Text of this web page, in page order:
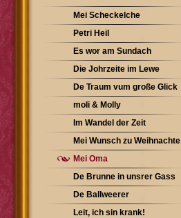
Mei Scheckelche
Petri Heil
Es wor am Sundach
Die Johrzeite im Lewe
De Traum vum große Glick
moli & Molly
Im Wandel der Zeit
Mei Wunsch zu Weihnachte
Mei Oma
De Brunne in unsrer Gass
De Ballweerer
Leit, ich sin krank!